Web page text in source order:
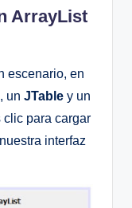
ArrayList
escenario, en
, un JTable y un
clic para cargar
interfaz